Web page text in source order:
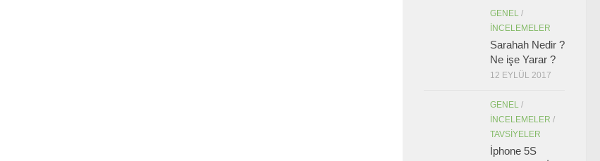
GENEL /
İNCELEMELER
Sarahah Nedir ?
Ne işe Yarar ?
12 EYLÜL 2017
GENEL /
İNCELEMELER /
TAVSIYELER
İphone 5S